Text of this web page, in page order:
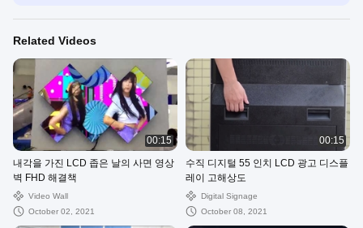
Related Videos
00:15
내각을 가진 LCD 좁은 날의 사면 영상
벽 FHD 해결책
Video Wall
October 02, 2021
00:15
수직 디지털 55 인치 LCD 광고 디스플
레이 고해상도
Digital Signage
October 08, 2021